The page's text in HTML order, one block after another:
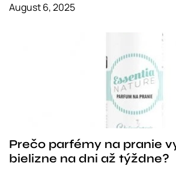
August 6, 2025
Prečo parfémy na pranie
bielizne na dni až týždne?